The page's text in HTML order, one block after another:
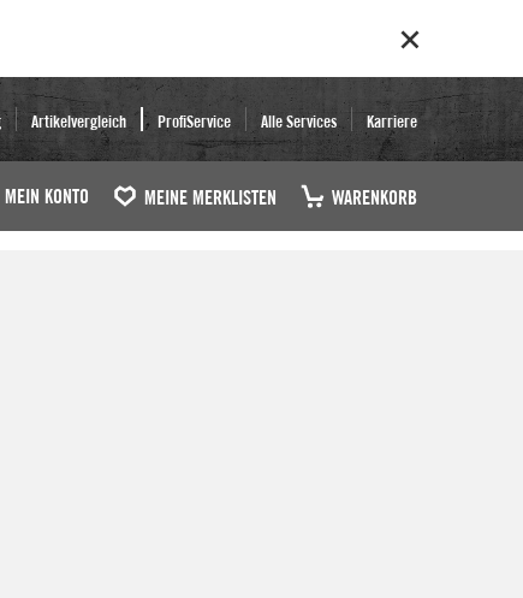
Artikelvergleich ProfiService Alle Services Karriere
MEIN KONTO MEINE MERKLISTEN WARENKORB